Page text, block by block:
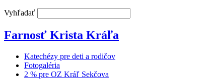
Vyhľadať
Farnosť Krista Kráľa
Katechézy pre deti a rodičov
Fotogaléria
2 % pre OZ Kráľ Sekčova